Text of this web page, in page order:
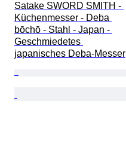
Satake SWORD SMITH -
Küchenmesser - Deba
bōchō - Stahl - Japan -
Geschmiedetes
japanisches Deba-Messer